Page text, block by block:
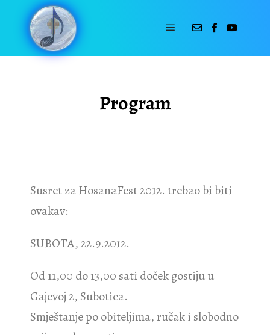
Program
Susret za HosanaFest 2012. trebao bi biti
ovakav:
SUBOTA, 22.9.2012.
Od 11,00 do 13,00 sati doček gostiju u
Gajevoj 2, Subotica.
Smještanje po obiteljima, ručak i slobodno